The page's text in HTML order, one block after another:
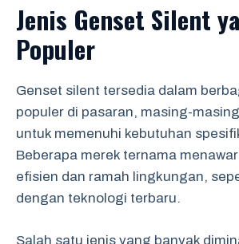
Jenis Genset Silent
Populer
Genset silent tersedia dalam
populer di pasaran, masing-
untuk memenuhi kebutuhan
Beberapa merek ternama
efisien dan ramah lingkungan,
dengan teknologi terbaru.
Salah satu jenis yang banyak